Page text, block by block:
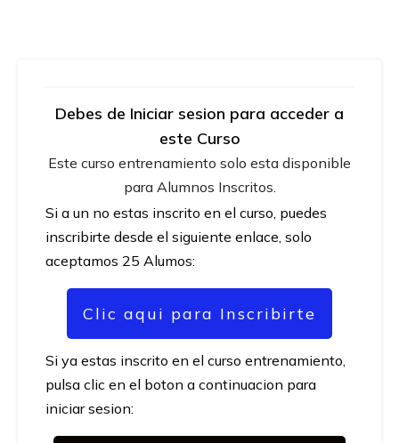
Debes de Iniciar sesion para acceder a
este Curso
Este curso entrenamiento solo esta disponible
para Alumnos Inscritos.
Si a un no estas inscrito en el curso, puedes
inscribirte desde el siguiente enlace, solo
aceptamos 25 Alumos:
Clic aqui para Inscribirte
Si ya estas inscrito en el curso entrenamiento,
pulsa clic en el boton a continuacion para
iniciar sesion: